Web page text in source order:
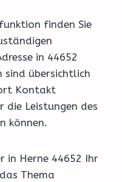
finden Sie
in 44652
übersichtlich
Kontakt
die Leistungen des
können.
in Herne 44652 Ihr
Thema